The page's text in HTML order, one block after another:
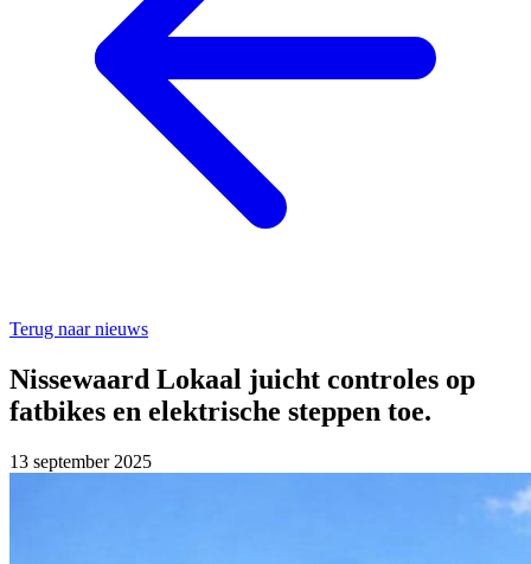
Terug naar nieuws
Nissewaard Lokaal juicht controles op
fatbikes en elektrische steppen toe.
13 september 2025